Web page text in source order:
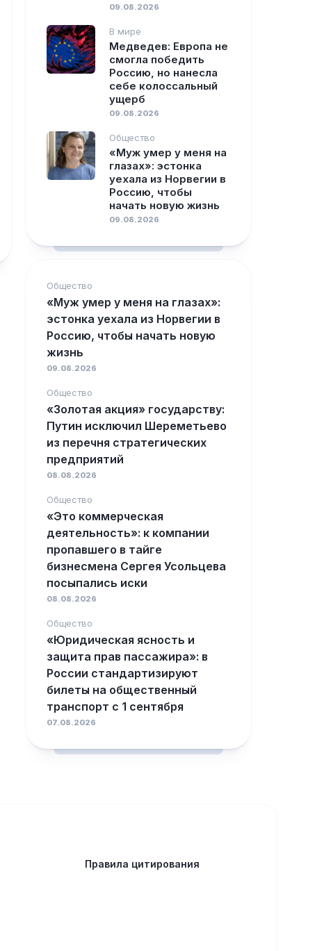
09.08.2026
В мире
Медведев: Европа не
смогла победить
Россию, но нанесла
себе колоссальный
ущерб
09.08.2026
Общество
«Муж умер у меня на
глазах»: эстонка
уехала из Норвегии в
Россию, чтобы
начать новую жизнь
09.08.2026
Общество
«Муж умер у меня на глазах»:
эстонка уехала из Норвегии в
Россию, чтобы начать новую
жизнь
09.08.2026
Общество
«Золотая акция» государству:
Путин исключил Шереметьево
из перечня стратегических
предприятий
08.08.2026
Общество
«Это коммерческая
деятельность»: к компании
пропавшего в тайге
бизнесмена Сергея Усольцева
посыпались иски
08.08.2026
Общество
«Юридическая ясность и
защита прав пассажира»: в
России стандартизируют
билеты на общественный
транспорт с 1 сентября
07.08.2026
Правила цитирования